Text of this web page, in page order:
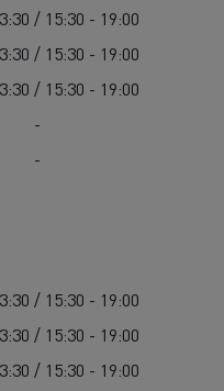
/ 15:30 - 19:00
/ 15:30 - 19:00
/ 15:30 - 19:00
-
-
/ 15:30 - 19:00
/ 15:30 - 19:00
/ 15:30 - 19:00